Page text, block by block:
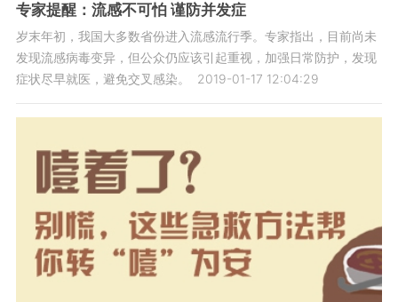
专家提醒：流感不可怕 谨防并发症
岁末年初，我国大多数省份进入流感流行季。专家指出，目前尚未
发现流感病毒变异，但公众仍应该引起重视，加强日常防护，发现
症状尽早就医，避免交叉感染。
2019-01-17 12:04:29